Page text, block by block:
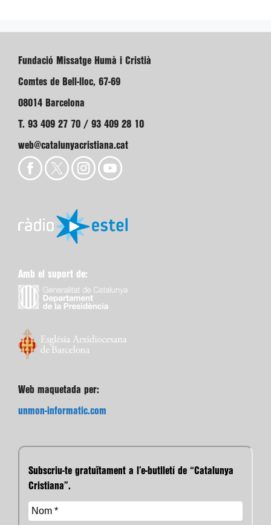
Fundació Missatge Humà i Cristià
Comtes de Bell-lloc, 67-69
08014 Barcelona
T. 93 409 27 70 / 93 409 28 10
web@catalunyacristiana.cat
Amb el suport de:
Web maquetada per:
unmon-informatic.com
Subscriu-te gratuïtament a l’e-butlletí de “Catalunya
Cristiana”.